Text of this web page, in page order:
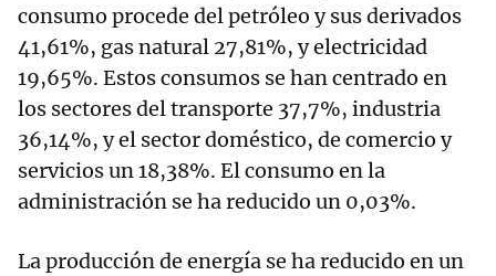
consumo procede del petróleo y sus derivados
41,61%, gas natural 27,81%, y electricidad
19,65%. Estos consumos se han centrado en
los sectores del transporte 37,7%, industria
36,14%, y el sector doméstico, de comercio y
servicios un 18,38%. El consumo en la
administración se ha reducido un 0,03%.
La producción de energía se ha reducido en un